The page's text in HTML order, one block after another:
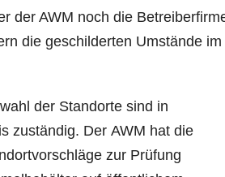
der AWM noch die
die geschilderten Umstände im
der Standorte sind in
zuständig. Der AWM hat die
zur Prüfung